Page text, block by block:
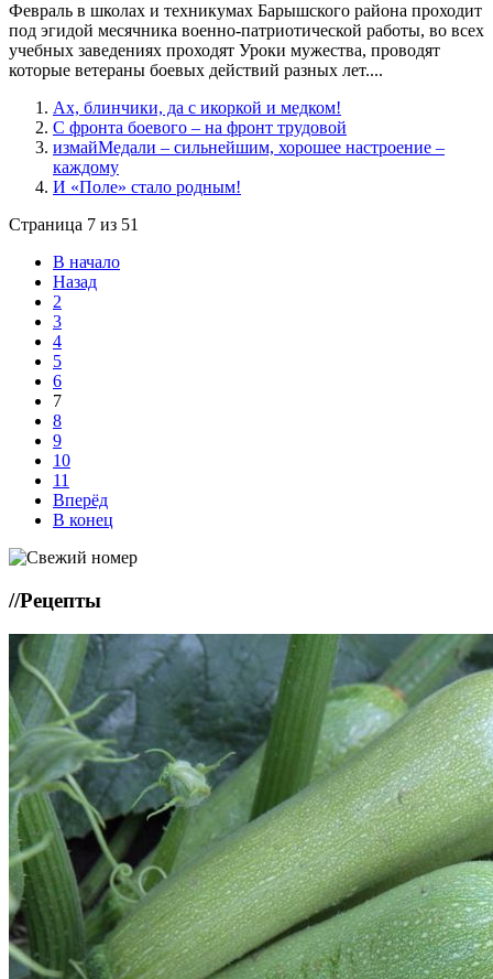
Февраль в школах и техникумах Барышского района проходит
под эгидой месячника военно-патриотической работы, во всех
учебных заведениях проходят Уроки мужества, проводят
которые ветераны боевых действий разных лет....
Ах, блинчики, да с икоркой и медком!
С фронта боевого – на фронт трудовой
измайМедали – сильнейшим, хорошее настроение –
каждому
И «Поле» стало родным!
Страница 7 из 51
В начало
Назад
2
3
4
5
6
7
8
9
10
11
Вперёд
В конец
//Рецепты